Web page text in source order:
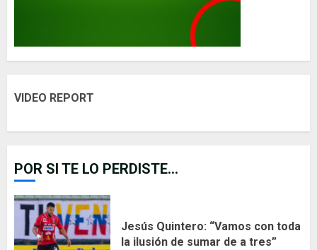
VIDEO REPORT
POR SI TE LO PERDISTE...
Jesús Quintero: “Vamos con toda
la ilusión de sumar de a tres”